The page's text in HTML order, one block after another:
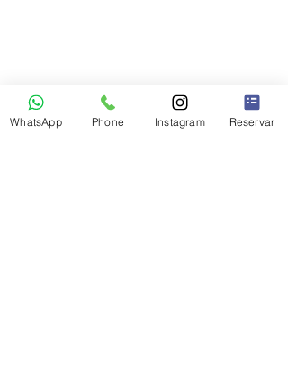
WhatsApp Phone Instagram Reservar